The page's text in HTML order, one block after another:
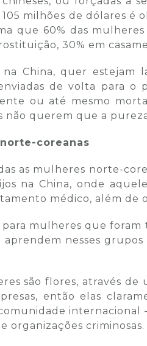
milhões de dólares é
que 60% das
30% em
China, quer estejam
de volta para
ou até mesmo
querem que a
coreanas
as mulheres norte-
na China, onde
médico, além de
mulheres que foram
nesses
são flores, através
então elas
internacional
organizações criminosas.